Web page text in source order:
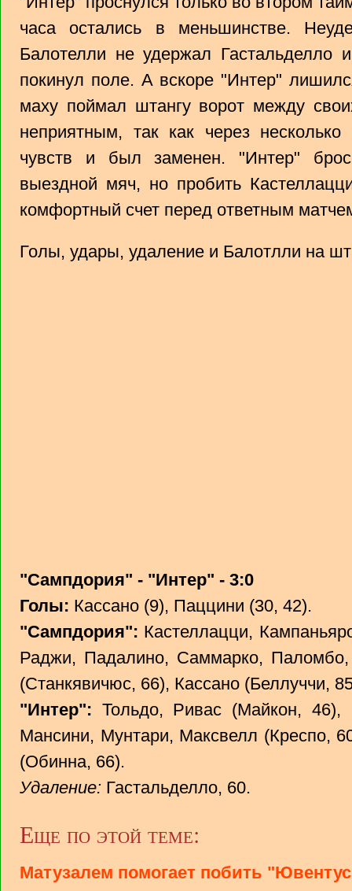
часа остались в меньшинстве.
Балотелли не удержал Гастальделло
покинул поле. А вскоре "Интер"
маху поймал штангу ворот между
неприятным, так как через
чувств и был заменен. "Интер"
выездной мяч, но пробить
комфортный счет перед ответным
Голы, удары, удаление и Балотлли на
"Сампдория" - "Интер" - 3:0
Голы: Кассано (9), Паццини (30, 42).
"Сампдория": Кастеллацци,
Раджи, Падалино, Саммарко,
(Станкявичюс, 66), Кассано (Беллуччи,
"Интер": Тольдо, Ривас (Майкон, 46),
Мансини, Мунтари, Максвелл (Креспо,
(Обинна, 66).
Удаление: Гастальделло, 60.
Еще по этой теме:
Матузалем помогает побить